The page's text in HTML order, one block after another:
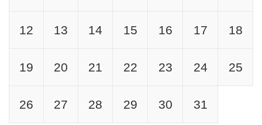
12 13 14 15 16 17 18
19 20 21 22 23 24 25
26 27 28 29 30 31